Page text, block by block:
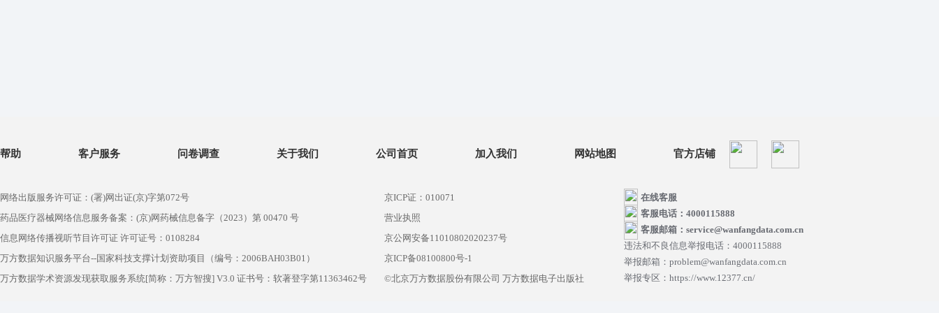
帮助 客户服务 问卷调查 关于我们 公司首页 加入我们 网站地图 官方店铺
网络出版服务许可证：(署)网出证(京)字第072号
药品医疗器械网络信息服务备案：(京)网药械信息备字（2023）第 00470 号
信息网络传播视听节目许可证 许可证号：0108284
万方数据知识服务平台--国家科技支撑计划资助项目（编号：2006BAH03B01）
万方数据学术资源发现获取服务系统[简称：万方智搜] V3.0 证书号：软著登字第11363462号
京ICP证：010071
营业执照
京公网安备11010802020237号
京ICP备08100800号-1
©北京万方数据股份有限公司 万方数据电子出版社
在线客服
客服电话：4000115888
客服邮箱：service@wanfangdata.com.cn
违法和不良信息举报电话：4000115888
举报邮箱：problem@wanfangdata.com.cn
举报专区：https://www.12377.cn/